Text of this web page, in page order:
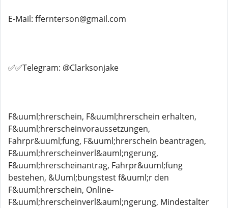
E-Mail: ffernterson@gmail.com
✅✅Telegram: @Clarksonjake
F&uuml;hrerschein, F&uuml;hrerschein erhalten,
F&uuml;hrerscheinvoraussetzungen,
Fahrpr&uuml;fung, F&uuml;hrerschein beantragen,
F&uuml;hrerscheinverl&auml;ngerung,
F&uuml;hrerscheinantrag, Fahrpr&uuml;fung
bestehen, &Uuml;bungstest f&uuml;r den
F&uuml;hrerschein, Online-
F&uuml;hrerscheinverl&auml;ngerung, Mindestalter